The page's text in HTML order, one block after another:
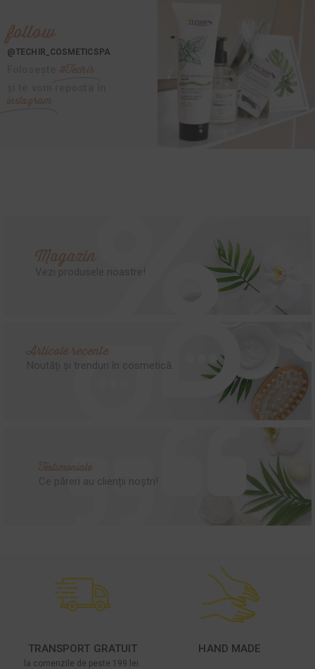
follow
@TECHIR_COSMETICSPA
#Techir
instagram
Magazin
Vezi produsele noastre!
Articole recente
Noutăți și trenduri în cosmetică.
Testimoniale
Ce păreri au clienții noștri!
TRANSPORT GRATUIT
la comenzile de peste 199 lei.
HAND MADE